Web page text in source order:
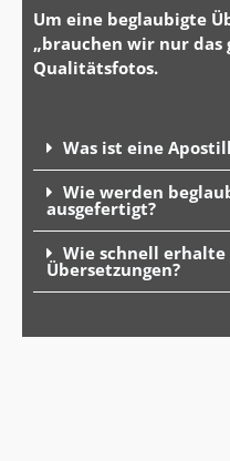
Um eine beglaubigte
„brauchen wir nur das
Qualitätsfotos.
Was ist eine
Wie werden
ausgefertigt?
Wie schnell
Übersetzungen?